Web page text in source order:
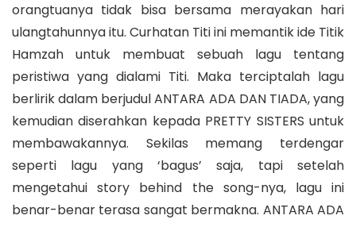
orangtuanya tidak bisa bersama merayakan hari
ulangtahunnya itu. Curhatan Titi ini memantik ide Titik
Hamzah untuk membuat sebuah lagu tentang
peristiwa yang dialami Titi. Maka terciptalah lagu
berlirik dalam berjudul ANTARA ADA DAN TIADA, yang
kemudian diserahkan kepada PRETTY SISTERS untuk
membawakannya. Sekilas memang terdengar
seperti lagu yang ‘bagus’ saja, tapi setelah
mengetahui story behind the song-nya, lagu ini
benar-benar terasa sangat bermakna. ANTARA ADA